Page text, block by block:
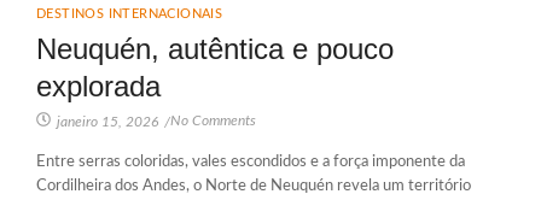
DESTINOS INTERNACIONAIS
Neuquén, autêntica e pouco
explorada
janeiro 15, 2026 /No Comments
Entre serras coloridas, vales escondidos e a força imponente da
Cordilheira dos Andes, o Norte de Neuquén revela um território